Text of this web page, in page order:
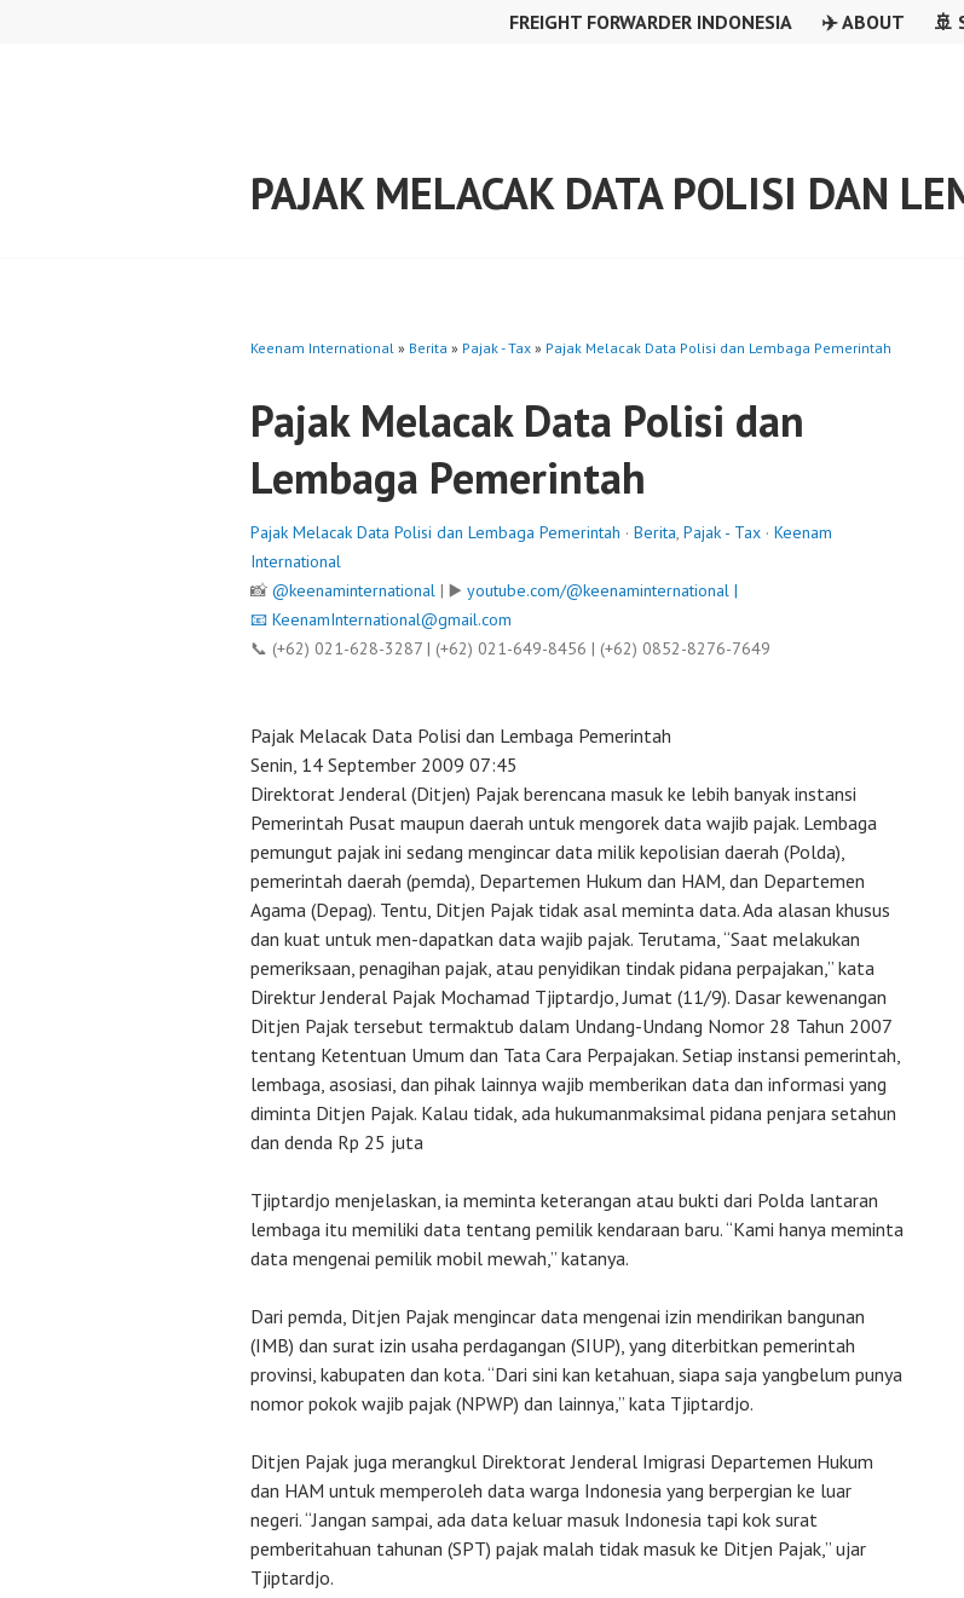
FREIGHT FORWARDER INDONESIA ✈️ ABOUT 🚢
PAJAK MELACAK DATA POLISI DAN
Keenam International » Berita » Pajak - Tax » Pajak Melacak Data Polisi dan Lembaga Pemerintah
Pajak Melacak Data Polisi dan
Lembaga Pemerintah
Pajak Melacak Data Polisi dan Lembaga Pemerintah · Berita, Pajak - Tax · Keenam
International
📸 @keenaminternational | ▶️ youtube.com/@keenaminternational |
📧 KeenamInternational@gmail.com
📞 (+62) 021-628-3287 | (+62) 021-649-8456 | (+62) 0852-8276-7649
Pajak Melacak Data Polisi dan Lembaga Pemerintah
Senin, 14 September 2009 07:45
Direktorat Jenderal (Ditjen) Pajak berencana masuk ke lebih banyak instansi
Pemerintah Pusat maupun daerah untuk mengorek data wajib pajak. Lembaga
pemungut pajak ini sedang mengincar data milik kepolisian daerah (Polda),
pemerintah daerah (pemda), Departemen Hukum dan HAM, dan Departemen
Agama (Depag). Tentu, Ditjen Pajak tidak asal meminta data. Ada alasan khusus
dan kuat untuk men-dapatkan data wajib pajak. Terutama, “Saat melakukan
pemeriksaan, penagihan pajak, atau penyidikan tindak pidana perpajakan,” kata
Direktur Jenderal Pajak Mochamad Tjiptardjo, Jumat (11/9). Dasar kewenangan
Ditjen Pajak tersebut termaktub dalam Undang-Undang Nomor 28 Tahun 2007
tentang Ketentuan Umum dan Tata Cara Perpajakan. Setiap instansi pemerintah,
lembaga, asosiasi, dan pihak lainnya wajib memberikan data dan informasi yang
diminta Ditjen Pajak. Kalau tidak, ada hukumanmaksimal pidana penjara setahun
dan denda Rp 25 juta
Tjiptardjo menjelaskan, ia meminta keterangan atau bukti dari Polda lantaran
lembaga itu memiliki data tentang pemilik kendaraan baru. “Kami hanya meminta
data mengenai pemilik mobil mewah,” katanya.
Dari pemda, Ditjen Pajak mengincar data mengenai izin mendirikan bangunan
(IMB) dan surat izin usaha perdagangan (SIUP), yang diterbitkan pemerintah
provinsi, kabupaten dan kota. “Dari sini kan ketahuan, siapa saja yangbelum punya
nomor pokok wajib pajak (NPWP) dan lainnya,” kata Tjiptardjo.
Ditjen Pajak juga merangkul Direktorat Jenderal Imigrasi Departemen Hukum
dan HAM untuk memperoleh data warga Indonesia yang berpergian ke luar
negeri. “Jangan sampai, ada data keluar masuk Indonesia tapi kok surat
pemberitahuan tahunan (SPT) pajak malah tidak masuk ke Ditjen Pajak,” ujar
Tjiptardjo.